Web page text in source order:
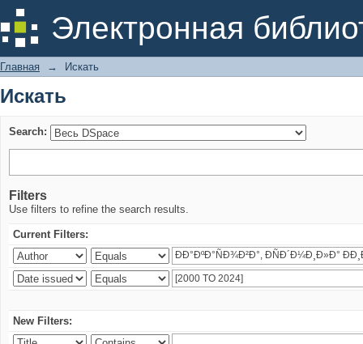
Электронная
Искать
Главная → Искать
Искать
Search:
Filters
Use filters to refine the search results.
Current Filters:
New Filters: